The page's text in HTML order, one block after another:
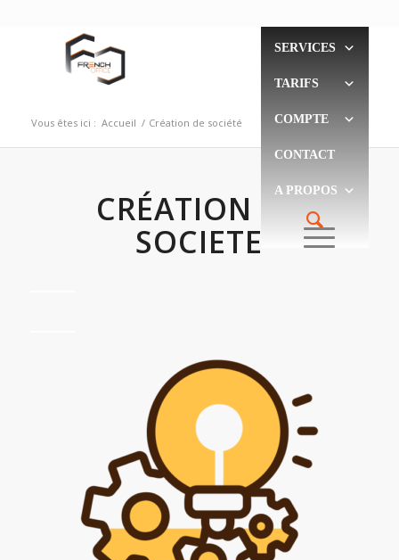
SERVICES
TARIFS
COMPTE
CONTACT
A PROPOS
Vous êtes ici : Accueil / Création de société
CRÉATION DE
SOCIETE